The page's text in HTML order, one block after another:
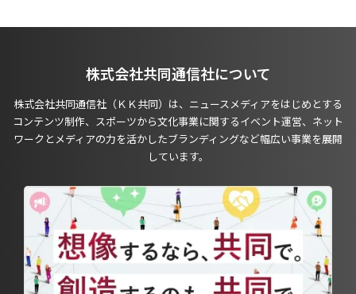
株式会社共同通信社について
株式会社共同通信社（ＫＫ共同）は、ニュースメディアをはじめとする
コンテンツ制作、スポーツから文化事業に関するイベント運営、ネット
ワークとメディアの力を活かしたブランディングなど幅広い事業を展開
しています。